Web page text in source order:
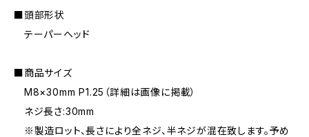
■頭部形状
テーパーヘッド
■商品サイズ
M8×30mm P1.25（詳細は画像に掲載）
ネジ長さ:30mm
※製造ロット、長さにより全ネジ、半ネジが混在致します。予め